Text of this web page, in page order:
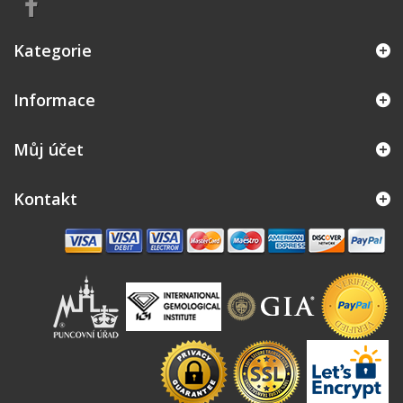
Kategorie
Informace
Můj účet
Kontakt